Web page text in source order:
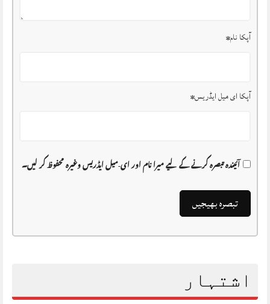
آپکا نام*
آپکا ای میل ایڈریس*
آئیندہ تبصرہ کرنے کے لیے میرا نام اور ای-میل ایڈریس وغیرہ محفوظ کر لیں۔
اشتہار